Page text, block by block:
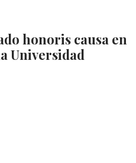
honoris causa en
Universidad